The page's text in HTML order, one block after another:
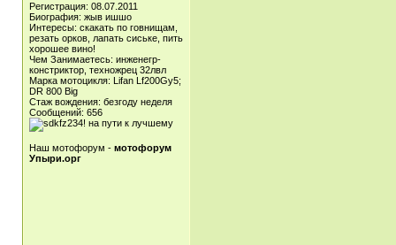
Регистрация: 08.07.2011
Биография: жыв ишшо
Интересы: скакать по говнищам,
резать орков, лапать сиське, пить
хорошее вино!
Чем Занимаетесь: инженегр-
констриктор, техножрец 32лвл
Марка мотоцикля: Lifan Lf200Gy5;
DR 800 Big
Стаж вождения: безгоду неделя
Сообщений: 656
Наш мотофорум - мотофорум
Упыри.орг